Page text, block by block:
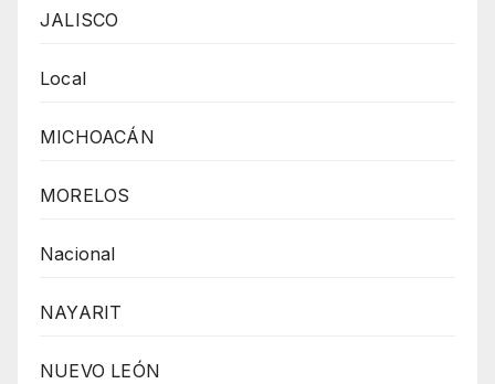
JALISCO
Local
MICHOACÁN
MORELOS
Nacional
NAYARIT
NUEVO LEÓN